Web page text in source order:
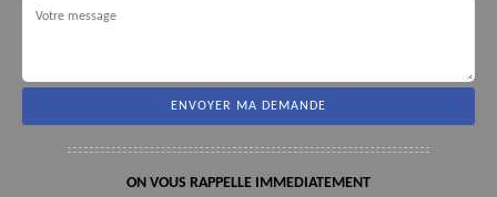
ON VOUS RAPPELLE IMMEDIATEMENT